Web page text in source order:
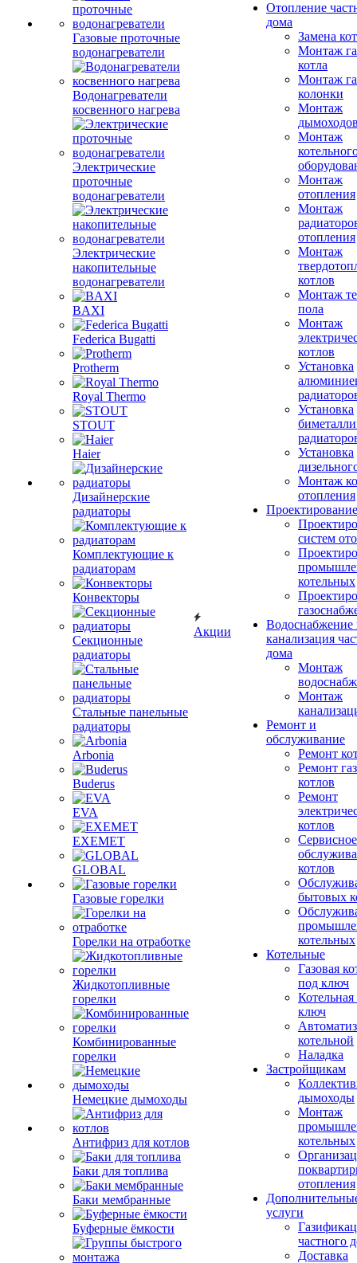
Газовые проточные
водонагреватели
Водонагреватели
косвенного нагрева
Электрические
проточные
водонагреватели
Электрические
накопительные
водонагреватели
BAXI
Federica Bugatti
Protherm
Royal Thermo
STOUT
Haier
Дизайнерские
радиаторы
Комплектующие к
радиаторам
Конвекторы
Секционные
радиаторы
Стальные панельные
радиаторы
Arbonia
Buderus
EVA
EXEMET
GLOBAL
Газовые горелки
Горелки на отработке
Жидкотопливные
горелки
Комбинированные
горелки
Немецкие дымоходы
Антифриз для котлов
Баки для топлива
Баки мембранные
Буферные ёмкости
Акции
Отопление
дома
Замена
Монтаж
котла
Монтаж
колонки
Монтаж
Монтаж
Монтаж
отопления
Монтаж
отопления
Монтаж
котлов
Монтаж
пола
Монтаж
котлов
Установка
Установка
Установка
Монтаж
отопления
Проектирование
систем
котельных
Водоснабжение
канализация
дома
Монтаж
Монтаж
Ремонт и
обслуживание
Ремонт
Ремонт
котлов
Ремонт
котлов
Сервисное
котлов
бытовых
котельных
Котельные
Газовая
под ключ
ключ
котельной
Наладка
Застройщикам
дымоходы
Монтаж
котельных
отопления
услуги
частного
Доставка